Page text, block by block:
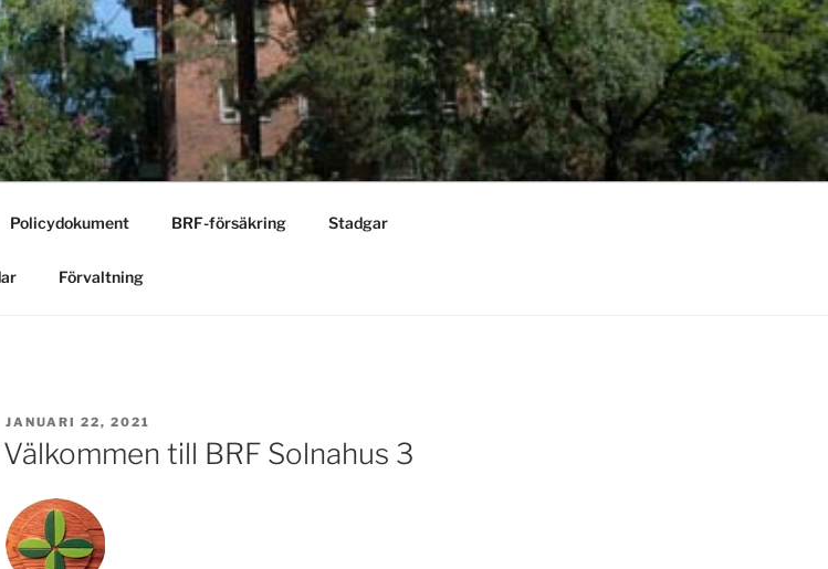
Policydokument BRF-försäkring Stadgar
Förvaltning
PUBLICERAT
JANUARI 22, 2021
Välkommen till BRF Solnahus 3